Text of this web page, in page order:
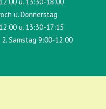
u. Donnerstag
u. 13:30-17:15
2. Samstag 9:00-12:00